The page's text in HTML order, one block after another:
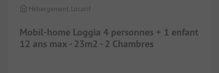
Mobil-home Loggia 4 personnes + 1 enfant
12 ans max - 23m2 - 2 Chambres
Hébergement Locatif